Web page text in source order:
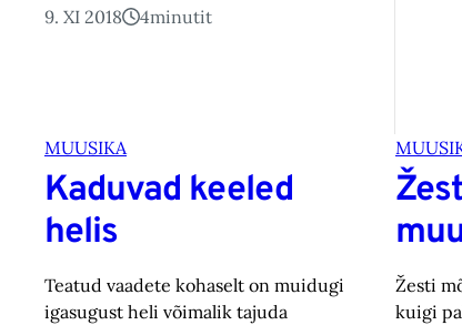
9. XI 2018 4minutit
MUUSIKA
Kaduvad keeled
helis
Teatud vaadete kohaselt on muidugi
igasugust heli võimalik tajuda
Žesti
kuigi